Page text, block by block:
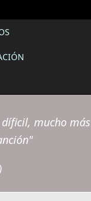
díficil, mucho más